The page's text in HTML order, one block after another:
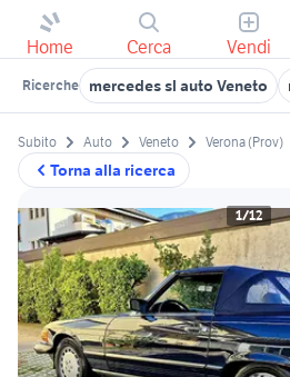
Home Cerca Vendi
Ricerche mercedes sl auto Veneto
Torna alla ricerca
Subito Auto Veneto Verona (Prov)
1/12